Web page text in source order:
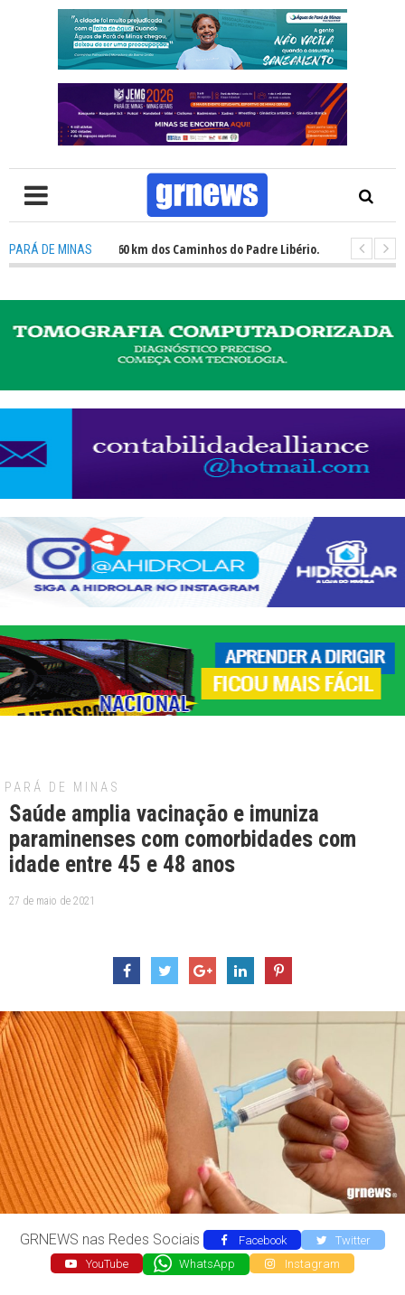
PARÁ DE MINAS
potencial dos 160 km dos Caminhos do Padre Libério. Rota une fé,
PARÁ DE MINAS
Saúde amplia vacinação e imuniza
paraminenses com comorbidades com
idade entre 45 e 48 anos
27 de maio de 2021
GRNEWS nas Redes Sociais Facebook
Twitter
YouTube
WhatsApp Instagram